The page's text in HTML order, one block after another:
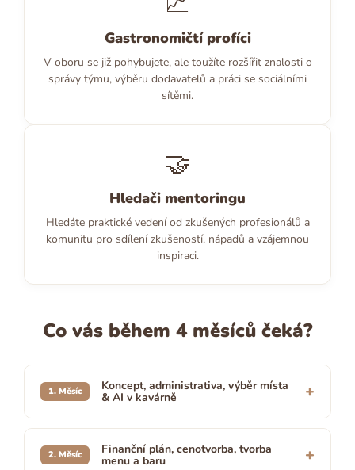
Gastronomičtí profíci
V oboru se již pohybujete, ale toužíte rozšířit znalosti o
správy týmu, výběru dodavatelů a práci se sociálními
sítěmi.
🤝
Hledači mentoringu
Hledáte praktické vedení od zkušených profesionálů a
komunitu pro sdílení zkušeností, nápadů a vzájemnou
inspiraci.
Co vás během 4 měsíců čeká?
1. Měsíc Koncept, administrativa, výběr místa
& AI v kavárně +
2. Měsíc Finanční plán, cenotvorba, tvorba
menu a baru +